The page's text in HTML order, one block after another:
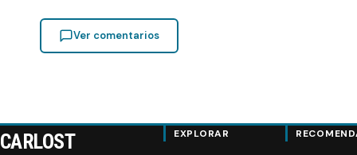
Ver comentarios
CARLOST EXPLORAR